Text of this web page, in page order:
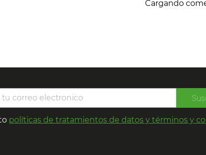
Cargando
políticas de tratamientos de datos y términos y